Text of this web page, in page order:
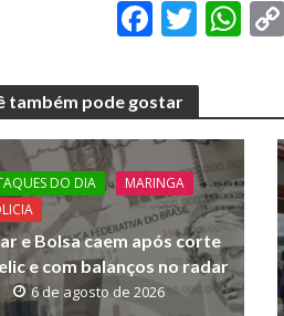
F
e
b
o
o
k
T
itt
er
W
s
p
p
também pode gostar
DO DIA
MARINGA
e Bolsa caem após corte
e com balanços no radar
6 de agosto de 2026